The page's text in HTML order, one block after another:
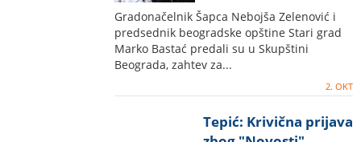
Gradonačelnik Šapca Nebojša Zelenović i
predsednik beogradske opštine Stari grad
Marko Bastać predali su u Skupštini
Beograda, zahtev za...
2. OKT
Tepić: Krivična prijava